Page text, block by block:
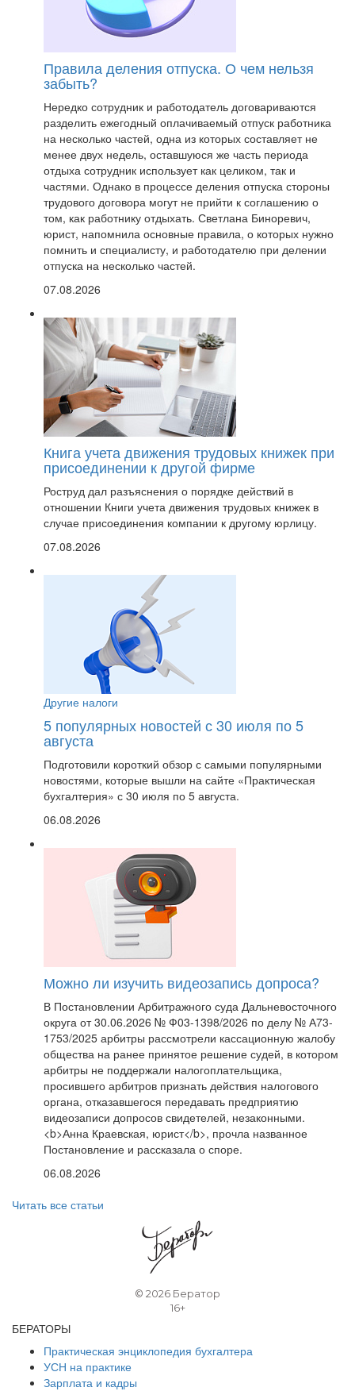
Правила деления отпуска. О чем нельзя
забыть?
Нередко сотрудник и работодатель договариваются
разделить ежегодный оплачиваемый отпуск работника
на несколько частей, одна из которых составляет не
менее двух недель, оставшуюся же часть периода
отдыха сотрудник использует как целиком, так и
частями. Однако в процессе деления отпуска стороны
трудового договора могут не прийти к соглашению о
том, как работнику отдыхать. Светлана Биноревич,
юрист, напомнила основные правила, о которых нужно
помнить и специалисту, и работодателю при делении
отпуска на несколько частей.
07.08.2026
Книга учета движения трудовых книжек при
присоединении к другой фирме
Роструд дал разъяснения о порядке действий в
отношении Книги учета движения трудовых книжек в
случае присоединения компании к другому юрлицу.
07.08.2026
Другие налоги
5 популярных новостей с 30 июля по 5
августа
Подготовили короткий обзор с самыми популярными
новостями, которые вышли на сайте «Практическая
бухгалтерия» с 30 июля по 5 августа.
06.08.2026
Можно ли изучить видеозапись допроса?
В Постановлении Арбитражного суда Дальневосточного
округа от 30.06.2026 № Ф03-1398/2026 по делу № А73-
1753/2025 арбитры рассмотрели кассационную жалобу
общества на ранее принятое решение судей, в котором
арбитры не поддержали налогоплательщика,
просившего арбитров признать действия налогового
органа, отказавшегося передавать предприятию
видеозаписи допросов свидетелей, незаконными.
<b>Анна Краевская, юрист</b>, прочла названное
Постановление и рассказала о споре.
06.08.2026
Читать все статьи
© 2026 Бератор
16+
БЕРАТОРЫ
Практическая энциклопедия бухгалтера
УСН на практике
Зарплата и кадры